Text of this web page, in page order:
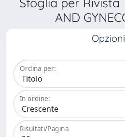
AND
Opzioni
Ordina per:
In ordine:
Risultati/Pagina